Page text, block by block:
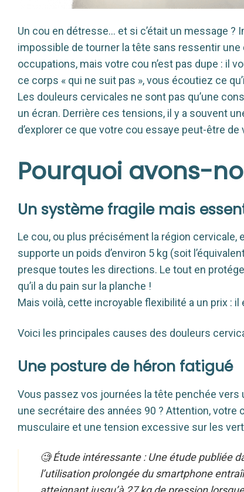
Un cou en détresse… et si c’était un message ?
impossible de tourner la tête sans ressentir une
occupations, mais votre cou n’est pas dupe : il
ce corps « qui ne suit pas », vous écoutiez ce
Les douleurs cervicales ne sont pas qu’une
un écran. Derrière ces tensions, il y a souvent
d’explorer ce que votre cou essaye peut-être
Pourquoi avons-
Un système fragile mais
Le cou, ou plus précisément la région
supporte un poids d’environ 5 kg (soit
presque toutes les directions. Le tout en
qu’il a du pain sur la planche !
Mais voilà, cette incroyable flexibilité a un prix :
Voici les principales causes des douleurs
Une posture de héron fatigué
Vous passez vos journées la tête penchée vers
une secrétaire des années 90 ? Attention, votre
musculaire et une tension excessive sur les
🧐 Étude intéressante : Une étude publiée
l’utilisation prolongée du smartphone